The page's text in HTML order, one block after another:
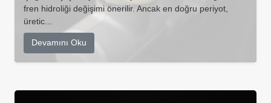
fren hidroliği değişimi önerilir. Ancak en doğru periyot,
üretic...
Devamını Oku